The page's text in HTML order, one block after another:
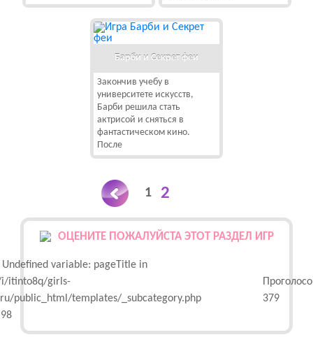
Барби и Секрет феи
Закончив учебу в
университете искусств,
Барби решила стать
актрисой и сняться в
фантастическом кино.
После
1 2
ОЦЕНИТЕ ПОЖАЛУЙСТА ЭТОТ РАЗДЕЛ ИГР
variable: pageTitle in
itinto8q/girls-
public_html/templates/_subcategory.php
379